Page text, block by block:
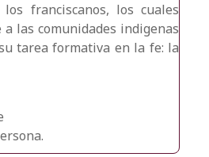
franciscanos, los cuales
las comunidades indigenas
tarea formativa en la fe: la